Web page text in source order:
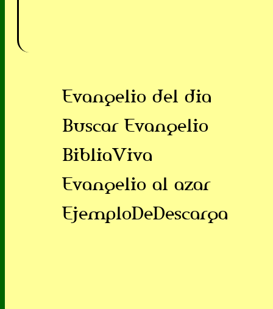
Evangelio del dia
Buscar Evangelio
BibliaViva
Evangelio al azar
EjemploDeDescarga